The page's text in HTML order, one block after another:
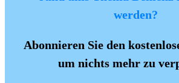
werden?
Abonnieren Sie den
um nichts mehr zu